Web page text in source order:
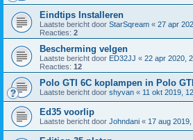
Eindtips Installeren
Laatste bericht door StarSqream « 27 apr
Reacties: 2
Bescherming velgen
Laatste bericht door ED32JJ « 22 apr 2020,
Reacties: 12
Polo GTI 6C koplampen in Polo
Laatste bericht door shyvan « 11 okt 2019,
Ed35 voorlip
Laatste bericht door Johndani « 17 aug